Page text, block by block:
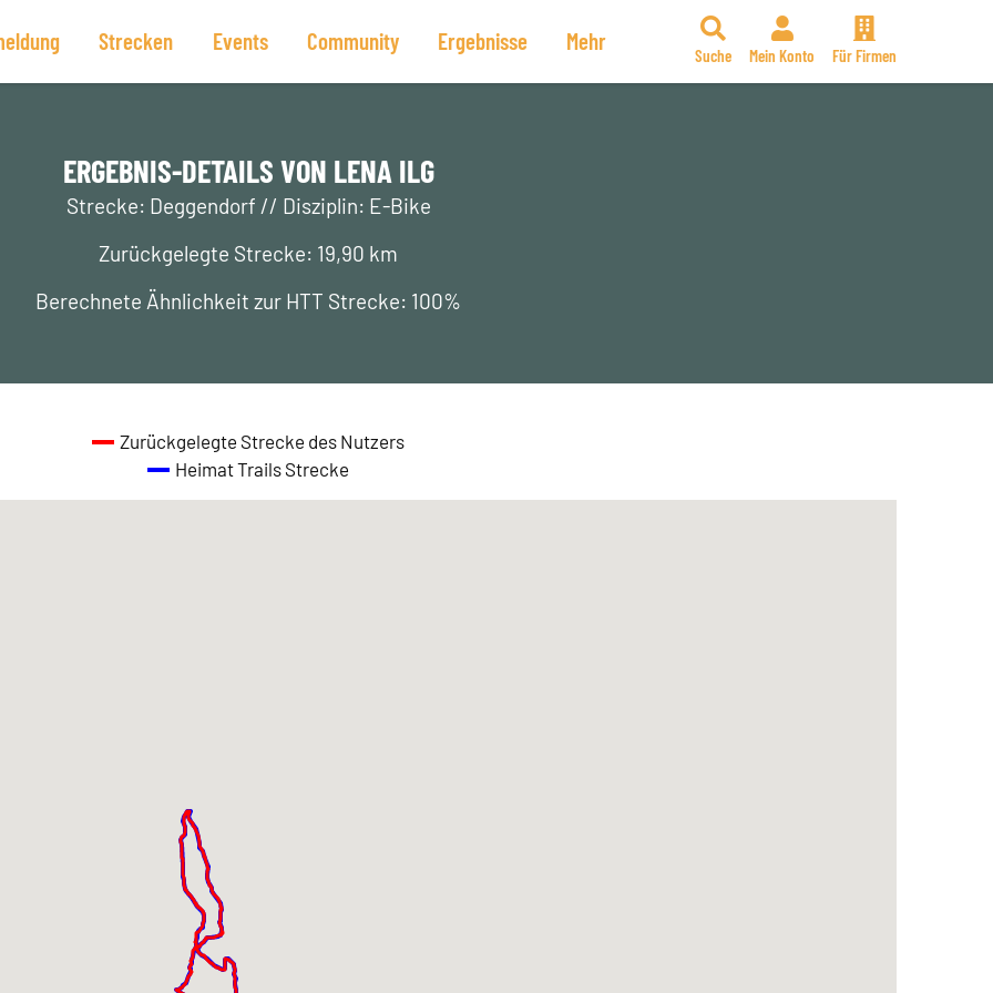
Strecken Events Community Ergebnisse Mehr
Suche Mein Konto Für Firmen
ERGEBNIS-DETAILS VON LENA ILG
Strecke: Deggendorf // Disziplin: E-Bike
Zurückgelegte Strecke: 19,90 km
Berechnete Ähnlichkeit zur HTT Strecke: 100%
Zurückgelegte Strecke des Nutzers
Heimat Trails Strecke